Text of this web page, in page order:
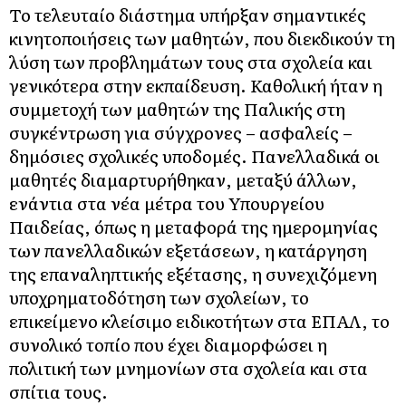
Το τελευταίο διάστημα υπήρξαν σημαντικές
κινητοποιήσεις των μαθητών, που διεκδικούν τη
λύση των προβλημάτων τους στα σχολεία και
γενικότερα στην εκπαίδευση. Καθολική ήταν η
συμμετοχή των μαθητών της Παλικής στη
συγκέντρωση για σύγχρονες – ασφαλείς –
δημόσιες σχολικές υποδομές. Πανελλαδικά οι
μαθητές διαμαρτυρήθηκαν, μεταξύ άλλων,
ενάντια στα νέα μέτρα του Υπουργείου
Παιδείας, όπως η μεταφορά της ημερομηνίας
των πανελλαδικών εξετάσεων, η κατάργηση
της επαναληπτικής εξέτασης, η συνεχιζόμενη
υποχρηματοδότηση των σχολείων, το
επικείμενο κλείσιμο ειδικοτήτων στα ΕΠΑΛ, το
συνολικό τοπίο που έχει διαμορφώσει η
πολιτική των μνημονίων στα σχολεία και στα
σπίτια τους.